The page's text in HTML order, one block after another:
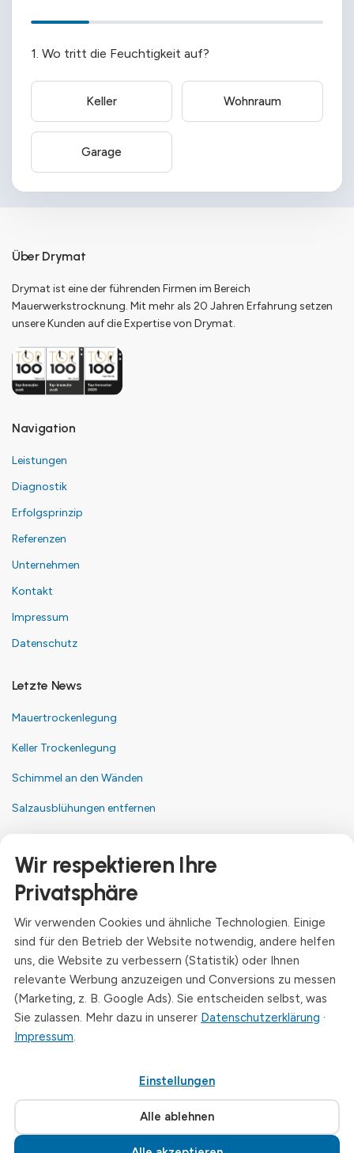
1. Wo tritt die Feuchtigkeit auf?
Keller Wohnraum
Garage
Über Drymat
Drymat ist eine der führenden Firmen im Bereich
Mauerwerkstrocknung. Mit mehr als 20 Jahren Erfahrung setzen
unsere Kunden auf die Expertise von Drymat.
Navigation
Leistungen
Diagnostik
Erfolgsprinzip
Referenzen
Unternehmen
Kontakt
Impressum
Datenschutz
Letzte News
Mauertrockenlegung
Keller Trockenlegung
Schimmel an den Wänden
Salzausblühungen entfernen
Anschrift
Dresdner Straße 24, 09577 Niederwiesa
Telefon
+49 (0)3726 - 720 560
E-Mail
info@drymat.de
Öffnungszeiten
Mo-Fr: 08:00 - 15:00 Uhr
© 2026 Drymat Systeme GmbH.Cookie-Einstellungen
Wir respektieren Ihre
Privatsphäre
Wir verwenden Cookies und ähnliche Technologien. Einige
sind für den Betrieb der Website notwendig, andere helfen
uns, die Website zu verbessern (Statistik) oder Ihnen
relevante Werbung anzuzeigen und Conversions zu messen
(Marketing, z. B. Google Ads). Sie entscheiden selbst, was
Sie zulassen. Mehr dazu in unserer Datenschutzerklärung ·
Impressum.
Einstellungen
Alle ablehnen